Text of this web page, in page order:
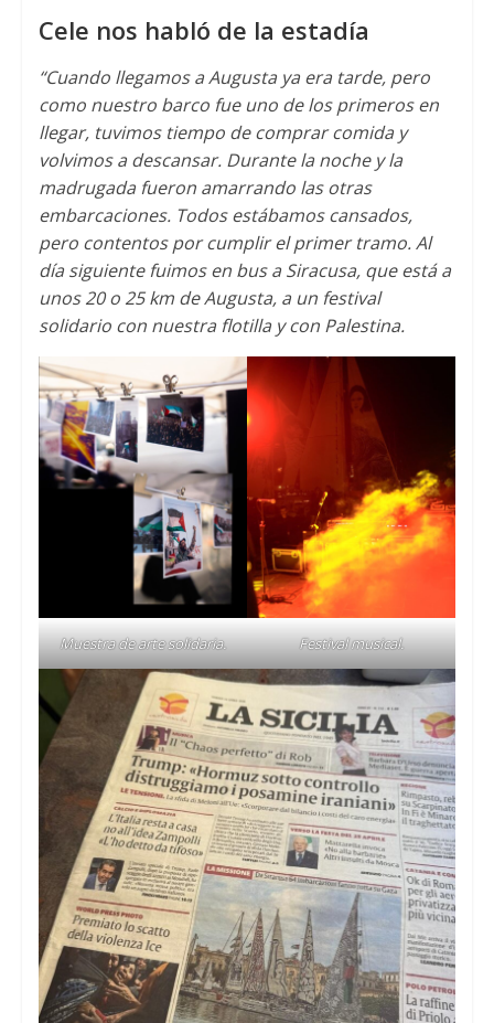
Cele nos habló de la estadía
“Cuando llegamos a Augusta ya era tarde, pero
como nuestro barco fue uno de los primeros en
llegar, tuvimos tiempo de comprar comida y
volvimos a descansar. Durante la noche y la
madrugada fueron amarrando las otras
embarcaciones. Todos estábamos cansados,
pero contentos por cumplir el primer tramo.Al
día siguiente fuimos en bus a Siracusa, que está a
unos20 o 25km de Augusta, a un festival
solidario con nuestra flotilla y con Palestina.
Muestra de arte solidaria. Festival musical.